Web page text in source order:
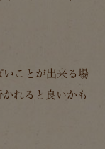
ことが出来る場
れると良いかも